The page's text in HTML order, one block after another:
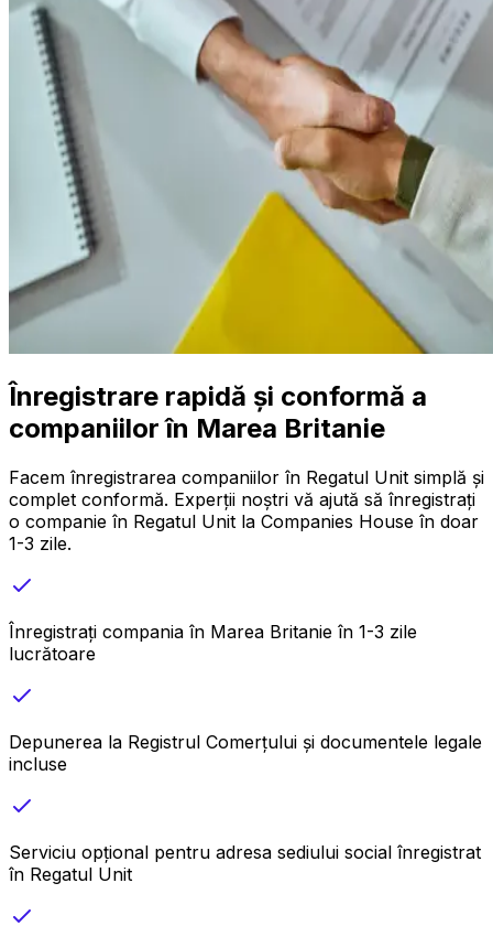
Înregistrare rapidă și conformă a
companiilor în Marea Britanie
Facem înregistrarea companiilor în Regatul Unit simplă și
complet conformă. Experții noștri vă ajută să înregistrați
o companie în Regatul Unit la Companies House în doar
1-3 zile.
Înregistrați compania în Marea Britanie în 1-3 zile
lucrătoare
Depunerea la Registrul Comerțului și documentele legale
incluse
Serviciu opțional pentru adresa sediului social înregistrat
în Regatul Unit